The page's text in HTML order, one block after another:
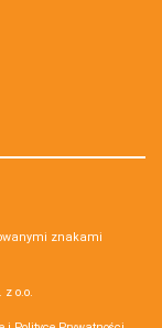
znakami
z o.o.